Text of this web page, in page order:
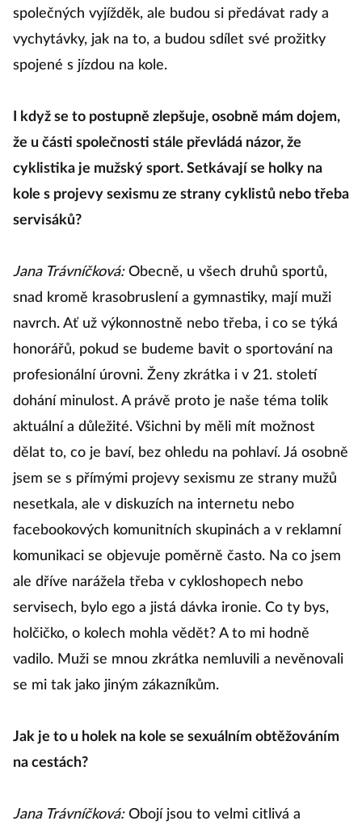
společných vyjížděk, ale budou si předávat rady a
vychytávky, jak na to, a budou sdílet své prožitky
spojené s jízdou na kole.
I když se to postupně zlepšuje, osobně mám dojem,
že u části společnosti stále převládá názor, že
cyklistika je mužský sport. Setkávají se holky na
kole s projevy sexismu ze strany cyklistů nebo třeba
servisáků?
Jana Trávníčková:Obecně, u všech druhů sportů,
snad kromě krasobruslení a gymnastiky, mají muži
navrch. Ať už výkonnostně nebo třeba, i co se týká
honorářů, pokud se budeme bavit o sportování na
profesionální úrovni. Ženy zkrátka i v 21. století
dohání minulost. A právě proto je naše téma tolik
aktuální a důležité. Všichni by měli mít možnost
dělat to, co je baví, bez ohledu na pohlaví. Já osobně
jsem se s přímými projevy sexismu ze strany mužů
nesetkala, ale v diskuzích na internetu nebo
facebookových komunitních skupinách a v reklamní
komunikaci se objevuje poměrně často. Na co jsem
ale dříve narážela třeba v cykloshopech nebo
servisech, bylo ego a jistá dávka ironie. Co ty bys,
holčičko, o kolech mohla vědět? A to mi hodně
vadilo. Muži se mnou zkrátka nemluvili a nevěnovali
se mi tak jako jiným zákazníkům.
Jak je to u holek na kole se sexuálním obtěžováním
na cestách?
Jana Trávníčková: Obojí jsou to velmi citlivá a